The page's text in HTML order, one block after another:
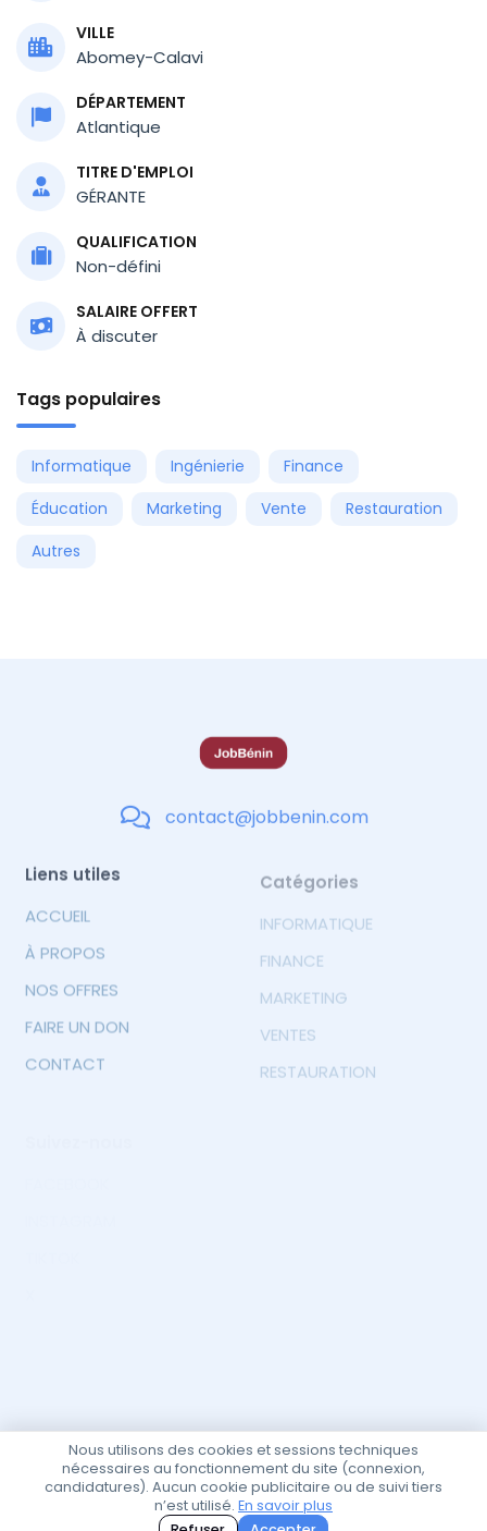
VILLE
Abomey-Calavi
DÉPARTEMENT
Atlantique
TITRE D'EMPLOI
GÉRANTE
QUALIFICATION
Non-défini
SALAIRE OFFERT
À discuter
Tags populaires
Informatique Ingénierie
Finance
Éducation
Marketing Vente
Restauration
Autres
contact@jobbenin.com
Liens utiles
ACCUEIL
À PROPOS
NOS OFFRES
FAIRE UN DON
CONTACT
Catégories
INFORMATIQUE
FINANCE
MARKETING
VENTES
RESTAURATION
Envoyer
Politique et confidentialité
Nous utilisons des cookies et sessions techniques
nécessaires au fonctionnement du site (connexion,
candidatures). Aucun cookie publicitaire ou de suivi tiers
n’est utilisé. En savoir plus